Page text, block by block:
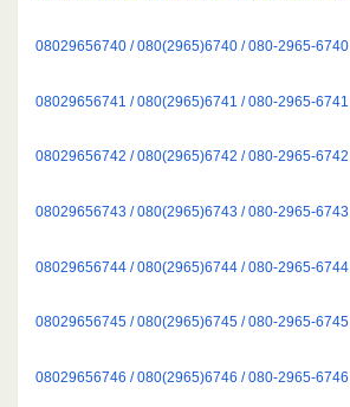
08029656740 / 080(2965)6740 / 080-2965-6740
08029656741 / 080(2965)6741 / 080-2965-6741
08029656742 / 080(2965)6742 / 080-2965-6742
08029656743 / 080(2965)6743 / 080-2965-6743
08029656744 / 080(2965)6744 / 080-2965-6744
08029656745 / 080(2965)6745 / 080-2965-6745
08029656746 / 080(2965)6746 / 080-2965-6746